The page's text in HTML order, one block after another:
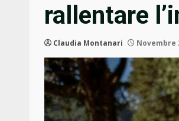
rallentare
Claudia Montanari Novembre